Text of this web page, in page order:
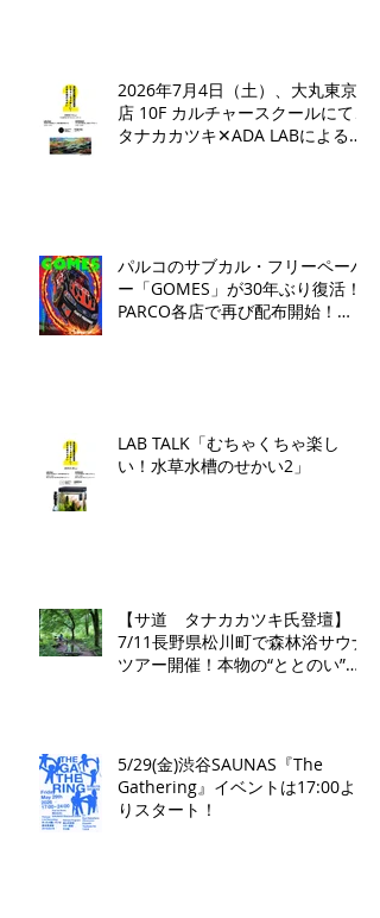
2026年7月4日（土）、大丸東京
店 10F カルチャースクールにて、
タナカカツキ✕ADA LABによるト
パルコのサブカル・フリーペーパ
ー「GOMES」が30年ぶり復活！
PARCO各店で再び配布開始！​
LAB TALK「むちゃくちゃ楽し
い！水草水槽のせかい2」
【サ道 タナカカツキ氏登壇】
7/11長野県松川町で森林浴サウナ
ツアー開催！本物の“ととのい”を
5/29(金)渋谷SAUNAS『The
Gathering』イベントは17:00よ
りスタート！